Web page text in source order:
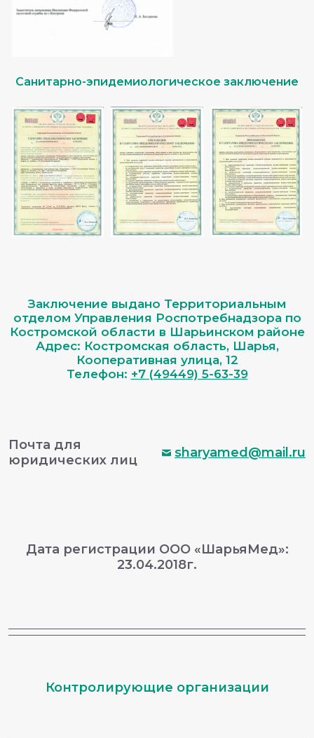
Санитарно-эпидемиологическое заключение
Заключение выдано Территориальным
отделом Управления Роспотребнадзора по
Костромской области в Шарьинском районе
Адрес: Костромская область, Шарья,
Кооперативная улица, 12
Телефон: +7 (49449) 5-63-39
Почта для
юридических лиц
sharyamed@mail.ru
Дата регистрации ООО «ШарьяМед»:
23.04.2018г.
Контролирующие организации